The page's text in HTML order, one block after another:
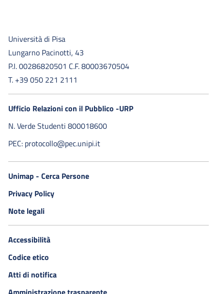
Università di Pisa
Lungarno Pacinotti, 43
P.I. 00286820501 C.F. 80003670504
T. +39 050 221 2111
Ufficio Relazioni con il Pubblico -URP
N. Verde Studenti 800018600​
PEC: protocollo@pec.unipi.it
Unimap - Cerca Persone
Privacy Policy
Note legali
Accessibilità
Codice etico
Atti di notifica